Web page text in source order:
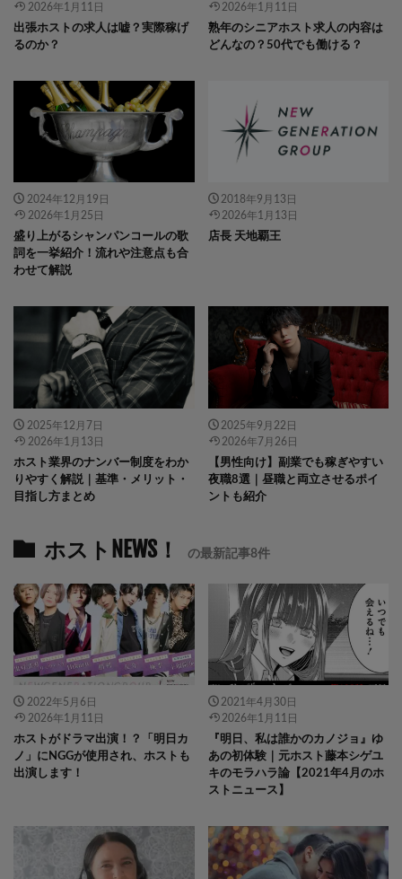
2026年1月11日
出張ホストの求人は嘘？実際稼げ
るのか？
2026年1月11日
熟年のシニアホスト求人の内容は
どんなの？50代でも働ける？
" data-layzr="" class="attachment-
icatch375 size-icatch375 wp-post-
image" alt="" />
2024年12月19日
2026年1月25日
盛り上がるシャンパンコールの歌
詞を一挙紹介！流れや注意点も合
わせて解説
image" alt="" />
2018年9月13日
2026年1月13日
店長 天地覇王
" data-layzr="" class="attachment-
icatch375 size-icatch375 wp-post-
image" alt="" />
2025年12月7日
2026年1月13日
ホスト業界のナンバー制度をわか
りやすく解説｜基準・メリット・
目指し方まとめ
" class="attachment-
icatch375 size-icatch375 wp-post-
image" alt="" />
2025年9月22日
2026年7月26日
【男性向け】副業でも稼ぎやすい
夜職8選｜昼職と両立させるポイ
ントも紹介
ホストNEWS！ の最新記事8件
2022年5月6日
2026年1月11日
ホストがドラマ出演！？「明日カ
ノ」にNGGが使用され、ホストも
出演します！
2021年4月30日
2026年1月11日
『明日、私は誰かのカノジョ』ゆ
あの初体験｜元ホスト藤本シゲユ
キのモラハラ論【2021年4月のホ
ストニュース】